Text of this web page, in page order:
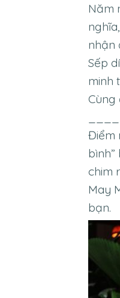
Năm
nhận
Sếp
minh
Cùng
Điểm
chim
May
bạn.